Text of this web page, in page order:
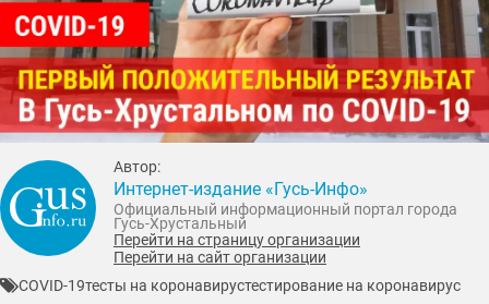
Автор:
Интернет-издание «Гусь-Инфо»
Официальный информационный портал города
Гусь-Хрустальный
Перейти на страницу организации
Перейти на сайт организации
COVID-19тесты на коронавирустестирование на коронавирус